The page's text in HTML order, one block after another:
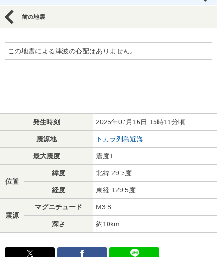
前の地震
この地震による津波の心配はありません。
発生時刻 2025年07月16日 15時11分頃
震源地 トカラ列島近海
最大震度 震度1
位置
緯度 北緯 29.3度
経度 東経 129.5度
震源
マグニチュード M3.8
深さ 約10km